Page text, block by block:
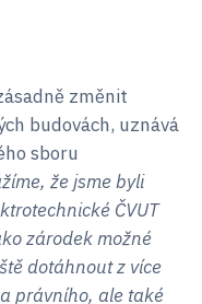
změnit
budovách, uznává
sboru
že jsme byli
ČVUT
zárodek možné
dotáhnout z více
právního, ale také